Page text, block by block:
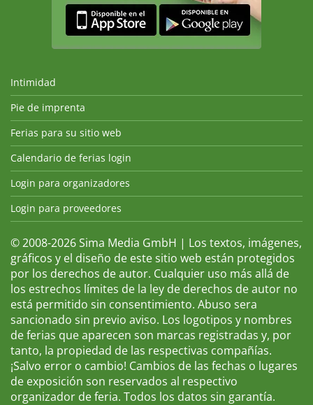
Intimidad
Pie de imprenta
Ferias para su sitio web
Calendario de ferias login
Login para organizadores
Login para proveedores
© 2008-2026 Sima Media GmbH | Los textos, imágenes,
gráficos y el diseño de este sitio web están protegidos
por los derechos de autor. Cualquier uso más allá de
los estrechos límites de la ley de derechos de autor no
está permitido sin consentimiento. Abuso sera
sancionado sin previo aviso. Los logotipos y nombres
de ferias que aparecen son marcas registradas y, por
tanto, la propiedad de las respectivas compañías.
¡Salvo error o cambio! Cambios de las fechas o lugares
de exposición son reservados al respectivo
organizador de feria. Todos los datos sin garantía.